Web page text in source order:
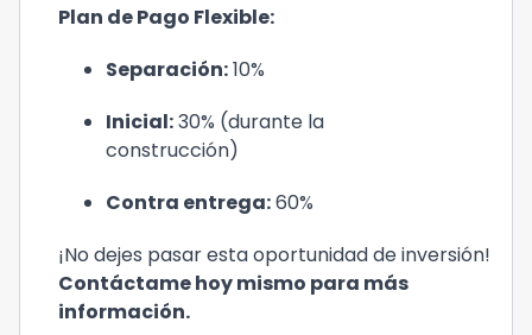
Plan de Pago Flexible:
Separación:10%
Inicial:30% (durante la
construcción)
Contra entrega:60%
¡No dejes pasar esta oportunidad de inversión!
Contáctame hoy mismo para más
información.